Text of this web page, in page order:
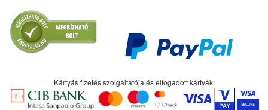
Kártyás fizetés szolgáltatója és elfogadott kártyák: